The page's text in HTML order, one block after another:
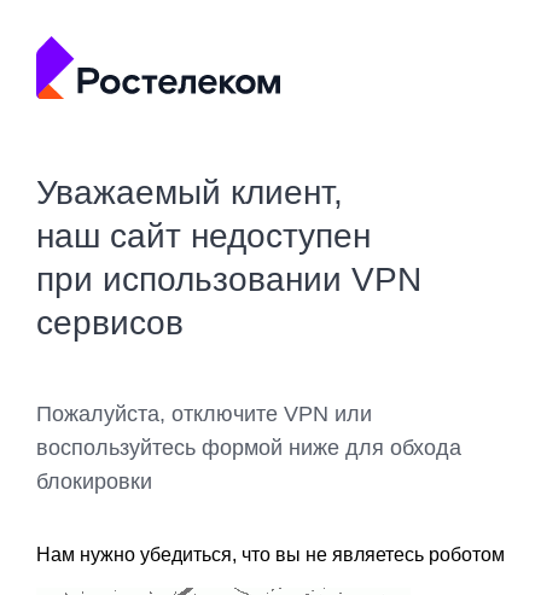
Уважаемый клиент,
наш сайт недоступен
при использовании VPN
сервисов
Пожалуйста, отключите VPN или
воспользуйтесь формой ниже для обхода
блокировки
Нам нужно убедиться, что вы не являетесь роботом